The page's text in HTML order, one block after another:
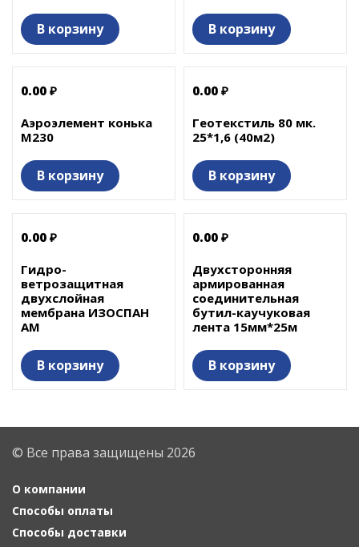
В корзину В корзину
0.00 ₽
Аэроэлемент конька
М230
В корзину
0.00 ₽
Геотекстиль 80 мк.
25*1,6 (40м2)
В корзину
0.00 ₽
Гидро-
ветрозащитная
двухслойная
мембрана ИЗОСПАН
АМ
В корзину
0.00 ₽
Двухсторонняя
армированная
соединительная
бутил-каучуковая
лента 15мм*25м
В корзину
© Все права защищены 2026
О компании
Способы оплаты
Способы доставки